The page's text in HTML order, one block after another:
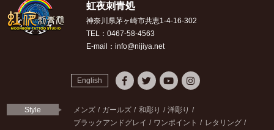
虹夜刺青処
神奈川県茅ヶ崎市共恵1-4-16-302
TEL：0467-58-4563
E-mail：info@nijiya.net
English
Style メンズ ガールズ 和彫り
洋彫り
ブラックアンドグレイ
ワンポイント レタリング